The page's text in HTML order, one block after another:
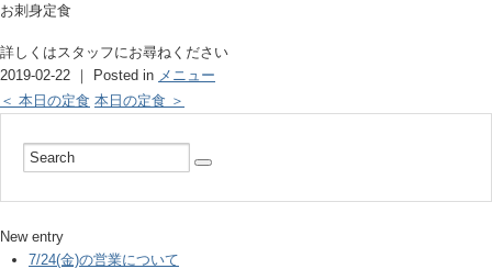
お刺身定食
詳しくはスタッフにお尋ねください
2019-02-22 ｜ Posted in メニュー
＜ 本日の定食 本日の定食 ＞
New entry
7/24(金)の営業について